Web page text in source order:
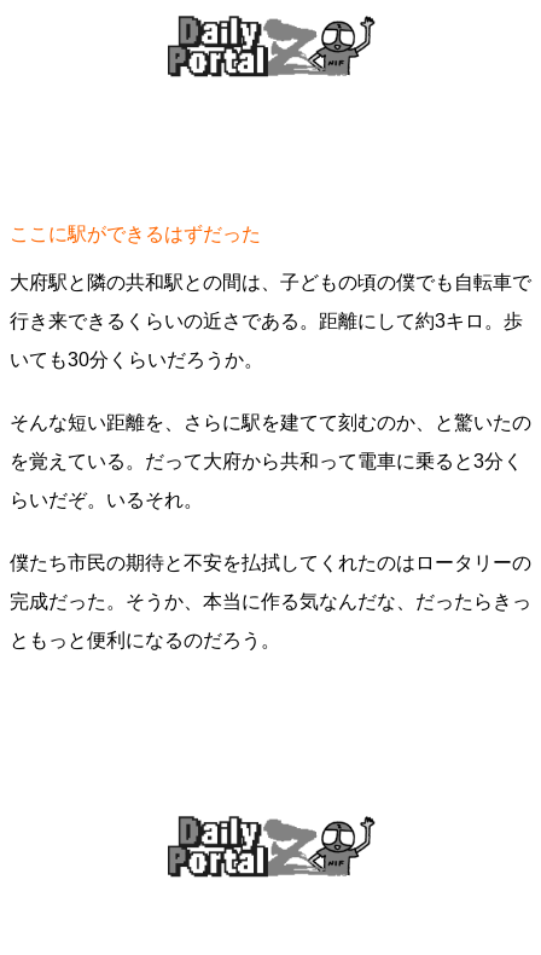
ここに駅ができるはずだった
大府駅と隣の共和駅との間は、子どもの頃の僕でも自転車で
行き来できるくらいの近さである。距離にして約3キロ。歩
いても30分くらいだろうか。
そんな短い距離を、さらに駅を建てて刻むのか、と驚いたの
を覚えている。だって大府から共和って電車に乗ると3分く
らいだぞ。いるそれ。
僕たち市民の期待と不安を払拭してくれたのはロータリーの
完成だった。そうか、本当に作る気なんだな、だったらきっ
ともっと便利になるのだろう。